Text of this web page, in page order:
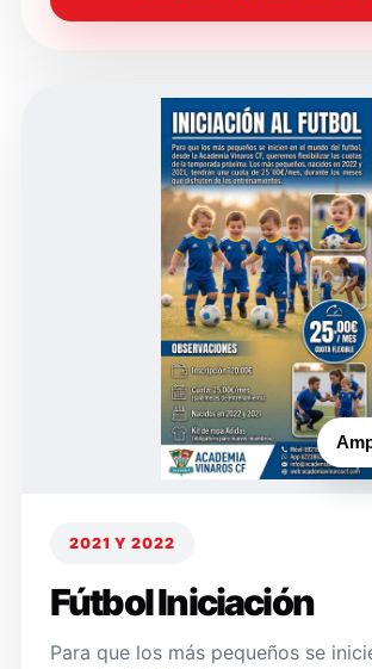
2021 Y 2022
Fútbol Iniciación
Para que los más pequeños se